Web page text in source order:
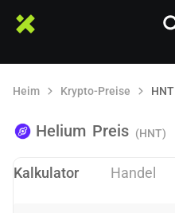
Heim Krypto-Preise HNT
Helium Preis (HNT)
Kalkulator Handel